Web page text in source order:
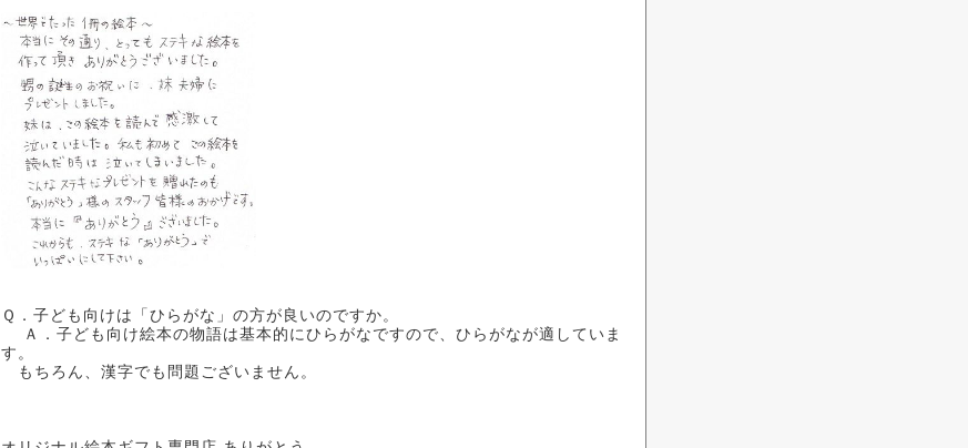
Ｑ．子ども向けは「ひらがな」の方が良いのですか。
Ａ．子ども向け絵本の物語は基本的にひらがなですので、ひらがなが適していま
す。
もちろん、漢字でも問題ございません。